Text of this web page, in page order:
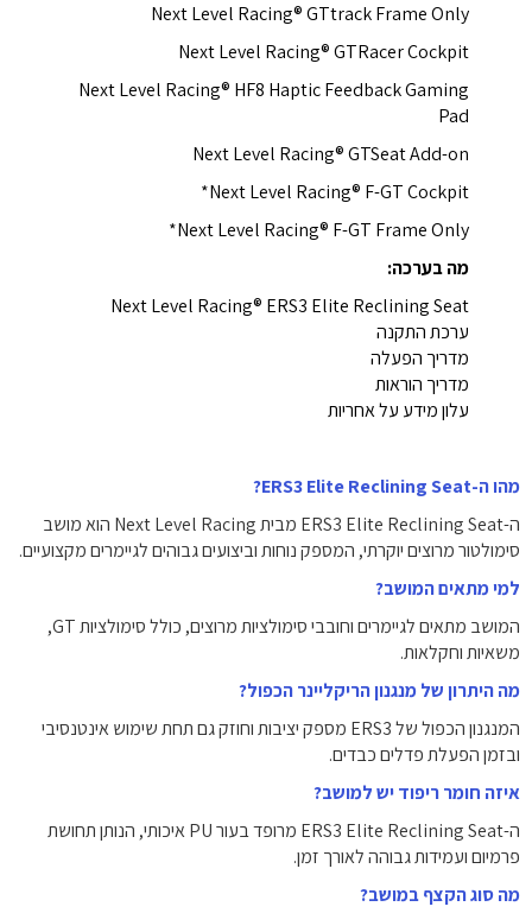
Next Level Racing® GTtrack Frame Only
Next Level Racing® GTRacer Cockpit
Next Level Racing® HF8 Haptic Feedback Gaming
Pad
Next Level Racing® GTSeat Add-on
Next Level Racing® F-GT Cockpit*
Next Level Racing® F-GT Frame Only*
מה בערכה:
Next Level Racing® ERS3 Elite Reclining Seat
ערכת התקנה
מדריך הפעלה
מדריך הוראות
עלון מידע על אחריות
מהו ה-ERS3 Elite Reclining Seat?
ה-ERS3 Elite Reclining Seat מבית Next Level Racing הוא מושב
סימולטור מרוצים יוקרתי, המספק נוחות וביצועים גבוהים לגיימרים מקצועיים.
למי מתאים המושב?
המושב מתאים לגיימרים וחובבי סימולציות מרוצים, כולל סימולציות GT,
משאיות וחקלאות.
מה היתרון של מנגנון הריקליינר הכפול?
המנגנון הכפול של ERS3 מספק יציבות וחוזק גם תחת שימוש אינטנסיבי
ובזמן הפעלת פדלים כבדים.
איזה חומר ריפוד יש למושב?
ה-ERS3 Elite Reclining Seat מרופד בעור PU איכותי, הנותן תחושת
פרמיום ועמידות גבוהה לאורך זמן.
מה סוג הקצף במושב?